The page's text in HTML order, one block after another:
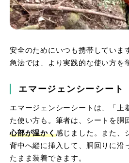
安全のためにいつも携帯していま
急法では、より実践的な使い方を
エマージェンシーシート
エマージェンシーシートは、「上
た使い方も。筆者は、シートを胴
心部が温かく感じました。また、
背中へ縦に挿入して、胴回りに沿
たまま装着できます。